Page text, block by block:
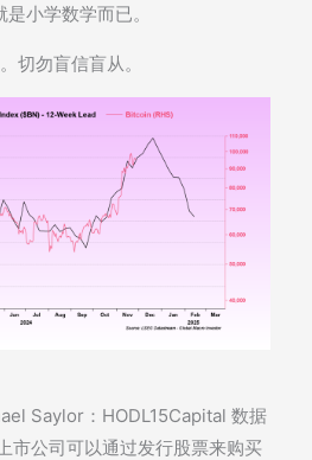
小学数学而已。
切勿盲信盲从。
Saylor：HODL15Capital 数据
市公司可以通过发行股票来购买